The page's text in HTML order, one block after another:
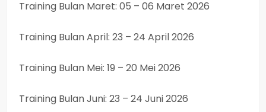
Training Bulan Maret: 05 – 06 Maret 2026
Training Bulan April: 23 – 24 April 2026
Training Bulan Mei: 19 – 20 Mei 2026
Training Bulan Juni: 23 – 24 Juni 2026